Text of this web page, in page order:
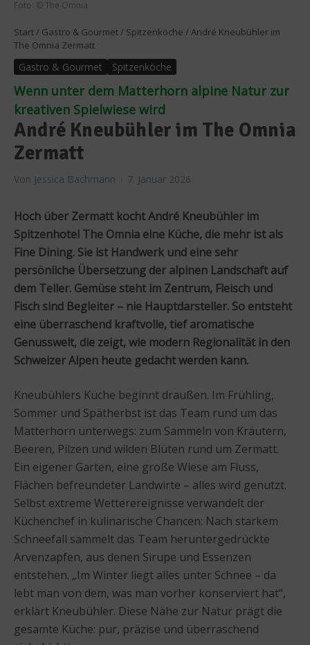
Foto: © The Omnia
Start / Gastro & Gourmet / Spitzenköche / André Kneubühler im
The Omnia Zermatt
Gastro & Gourmet Spitzenköche
Wenn unter dem Matterhorn alpine Natur zur
kreativen Spielwiese wird
André Kneubühler im The Omnia
Zermatt
Von Jessica Bachmann 7. Januar 2026
Hoch über Zermatt kocht André Kneubühler im
Spitzenhotel The Omnia eine Küche, die mehr ist als
Fine Dining. Sie ist Handwerk und eine sehr
persönliche Übersetzung der alpinen Landschaft auf
dem Teller. Gemüse steht im Zentrum, Fleisch und
Fisch sind Begleiter – nie Hauptdarsteller. So entsteht
eine überraschend kraftvolle, tief aromatische
Genusswelt, die zeigt, wie modern Regionalität in den
Schweizer Alpen heute gedacht werden kann.
Kneubühlers Küche beginnt draußen. Im Frühling,
Sommer und Spätherbst ist das Team rund um das
Matterhorn unterwegs: zum Sammeln von Kräutern,
Beeren, Pilzen und wilden Blüten rund um Zermatt.
Ein eigener Garten, eine große Wiese am Fluss,
Flächen befreundeter Landwirte – alles wird genutzt.
Selbst extreme Wetterereignisse verwandelt der
Küchenchef in kulinarische Chancen: Nach starkem
Schneefall sammelt das Team heruntergedrückte
Arvenzapfen, aus denen Sirupe und Essenzen
entstehen. „Im Winter liegt alles unter Schnee – da
lebt man von dem, was man vorher konserviert hat“,
erklärt Kneubühler. Diese Nähe zur Natur prägt die
gesamte Küche: pur, präzise und überraschend